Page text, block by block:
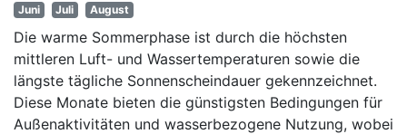
Juni Juli August
Die warme Sommerphase ist durch die höchsten
mittleren Luft- und Wassertemperaturen sowie die
längste tägliche Sonnenscheindauer gekennzeichnet.
Diese Monate bieten die günstigsten Bedingungen für
Außenaktivitäten und wasserbezogene Nutzung, wobei